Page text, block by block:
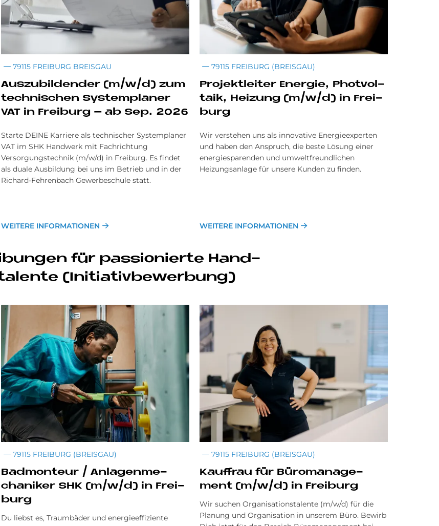
79115 FREIBURG BREISGAU
Aus­zu­bil­den­der (m/w/d) zum
tech­ni­schen Sy­stem­pla­ner
VAT in Frei­burg – ab Sep. 2026
Starte DEINE Karriere als technischer Systemplaner
VAT im SHK Handwerk mit Fachrichtung
Versorgungstechnik (m/w/d) in Freiburg. Es findet
als duale Ausbildung bei uns im Betrieb und in der
Richard-Fehrenbach Gewerbeschule statt.
WEITERE INFORMATIONEN
79115 FREIBURG (BREISGAU)
Pro­jekt­lei­ter En­er­gie, Phot­vol­
ta­ik, Hei­zung (m/w/d) in Frei­
burg
Wir verstehen uns als innovative Energieexperten
und haben den Anspruch, die beste Lösung einer
energiesparenden und umweltfreundlichen
Heizungsanlage für unsere Kunden zu finden.
WEITERE INFORMATIONEN
für pas­sio­nier­te Hand­
(In­itia­tiv­be­wer­bung)
79115 FREIBURG (BREISGAU)
Bad­mon­teur / An­la­gen­me­
cha­ni­ker SHK (m/w/d) in Frei­
burg
Du liebst es, Traumbäder und energieeffiziente
79115 FREIBURG (BREISGAU)
Kauf­frau für Bü­ro­ma­nage­
ment (m/w/d) in Frei­burg
Wir suchen Organisationstalente (m/w/d) für die
Planung und Organisation in unserem Büro. Bewirb